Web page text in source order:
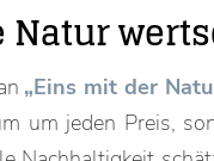
Natur
„Eins mit der
um jeden Preis,